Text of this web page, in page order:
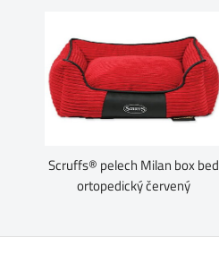
Scruffs® pelech Milan box bed
ortopedický červený